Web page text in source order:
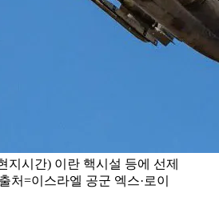
지시간) 이란 핵시설 등에 선제
처=이스라엘 공군 엑스·로이